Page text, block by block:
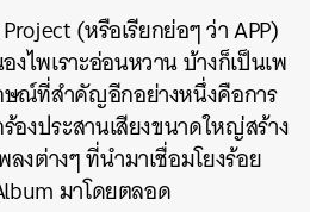
(หรือเรียกย่อๆ ว่า APP)
ไพเราะอ่อนหวาน บ้างก็เป็นเพ
ษณ์ที่สำคัญอีกอย่างหนึ่งคือการ
องประสานเสียงขนาดใหญ่สร้าง
งต่างๆ ที่นำมาเชื่อมโยงร้อย
มาโดยตลอด